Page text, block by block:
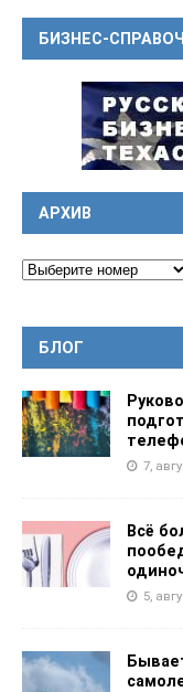
БИЗНЕС-
АРХИВ
БЛОГ
7,
Всё
5,